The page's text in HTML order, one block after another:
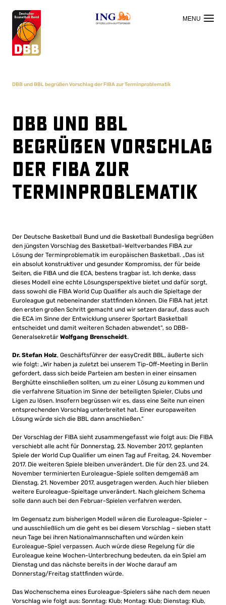
OFFIZIELLER HAUPTSPONSOR
DBB und BBL begrüßen Vorschlag der FIBA zur Terminproblematik
DBB und BBL
begrüßen Vorschlag
der FIBA zur
Terminproblematik
Der Deutsche Basketball Bund und die Basketball Bundesliga begrüßen
den jüngsten Vorschlag des Basketball-Weltverbandes FIBA zur
Lösung der Terminproblematik im europäischen Basketball. „Das ist
ein absolut konstruktiver und gesunder Kompromiss, der für beide
Seiten, die FIBA und die ECA, bestens tragbar ist. Ich denke, dass
dieses Modell eine echte Lösungsperspektive bietet und dafür sorgt,
dass sowohl die FIBA World Cup Qualifier als auch die Spieltage der
Euroleague gut nebeneinander stattfinden können. Die FIBA hat jetzt
den ersten großen Schritt gemacht und wir setzen darauf, dass auch
die ECA im Sinne der Entwicklung unserer Sportart Basketball
entscheidet und damit weiteren Schaden abwendet“, so DBB-
Generalsekretär Wolfgang Brenscheidt.
Dr. Stefan Holz, Geschäftsführer der easyCredit BBL, äußerte sich
wie folgt: „Wir haben ja zuletzt bei unserem Tip-Off-Meeting in Berlin
gefordert, dass sich beide Parteien am besten in einer einsamen
Berghütte einschließen sollten, um zu einer Lösung zu kommen und
die verfahrene Situation im Sinne der beteiligten Spieler, Clubs und
Ligen zu lösen. Insofern begrüssen wir es, dass eine Seite nun einen
entsprechenden Vorschlag unterbreitet hat. Einer europaweiten
Lösung würde sich die BBL dann anschließen.“
Der Vorschlag der FIBA sieht zusammengefasst wie folgt aus: Die FIBA
verschiebt alle acht für Donnerstag, 23. November 2017, geplanten
Spiele der World Cup Qualifier um einen Tag auf Freitag, 24. November
2017. Die weiteren Spiele bleiben unverändert. Die für den 23. und 24.
November terminierten Euroleague-Spiele sollten demgemäß am
Dienstag, 21. November 2017, ausgetragen werden. Auch hier blieben
weitere Euroleague-Spieltage unverändert. Nach gleichem Schema
solle dann auch bei den Februar-Spielen verfahren werden.
Im Gegensatz zum bisherigen Modell wären die Euroleague-Spieler –
und ausschließlich um die geht es bei diesem Vorschlag – sieben statt
neun Tage bei ihren Nationalmannschaften und würden kein
Euroleague-Spiel verpassen. Auch würde diese Regelung für die
Euroleague keine Wochen-Unterbrechung bedeuten, da ein Spiel am
Dienstag und das nächste bereits in der Woche darauf am
Donnerstag/Freitag stattfinden würde.
Das Wochenschema eines Euroleague-Spielers sähe nach dem neuen
Vorschlag wie folgt aus: Sonntag: Klub; Montag: Klub; Dienstag: Klub,